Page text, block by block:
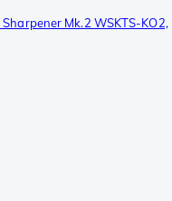
Mk.2 WSKTS-KO2,